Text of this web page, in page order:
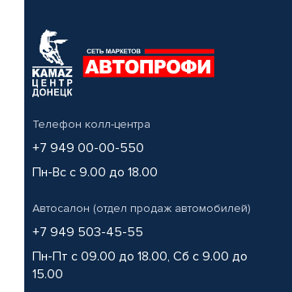
Телефон колл-центра
+7 949 00-00-550
Пн-Вс с 9.00 до 18.00
Автосалон (отдел продаж автомобилей)
+7 949 503-45-55
Пн-Пт с 09.00 до 18.00, Сб с 9.00 до
15.00